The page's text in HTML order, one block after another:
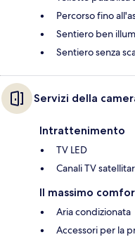
Percorso fino
Sentiero ben
Sentiero senza
Servizi della
Intrattenimento
TV LED
Canali TV
Il massimo
Aria condizionata
Accessori per la